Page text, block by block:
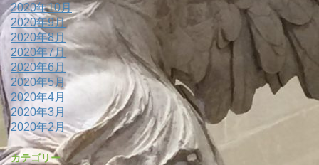
2020年10月
2020年9月
2020年8月
2020年7月
2020年6月
2020年5月
2020年4月
2020年3月
2020年2月
カテゴリー